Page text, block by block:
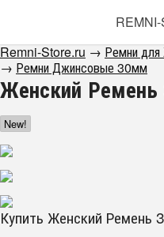
Remni-Store.ru → Ремни
→ Ремни Джинсовые 30мм
Женский
New!
Купить Женский Ремень